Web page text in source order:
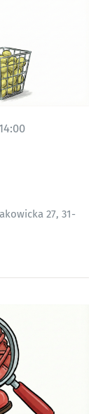
14:00
27, 31-